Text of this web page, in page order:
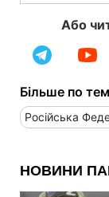
Або
Більше по
Російська